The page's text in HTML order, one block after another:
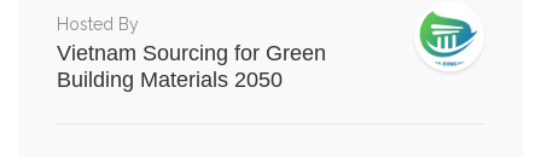
Hosted By
Vietnam Sourcing for Green
Building Materials 2050